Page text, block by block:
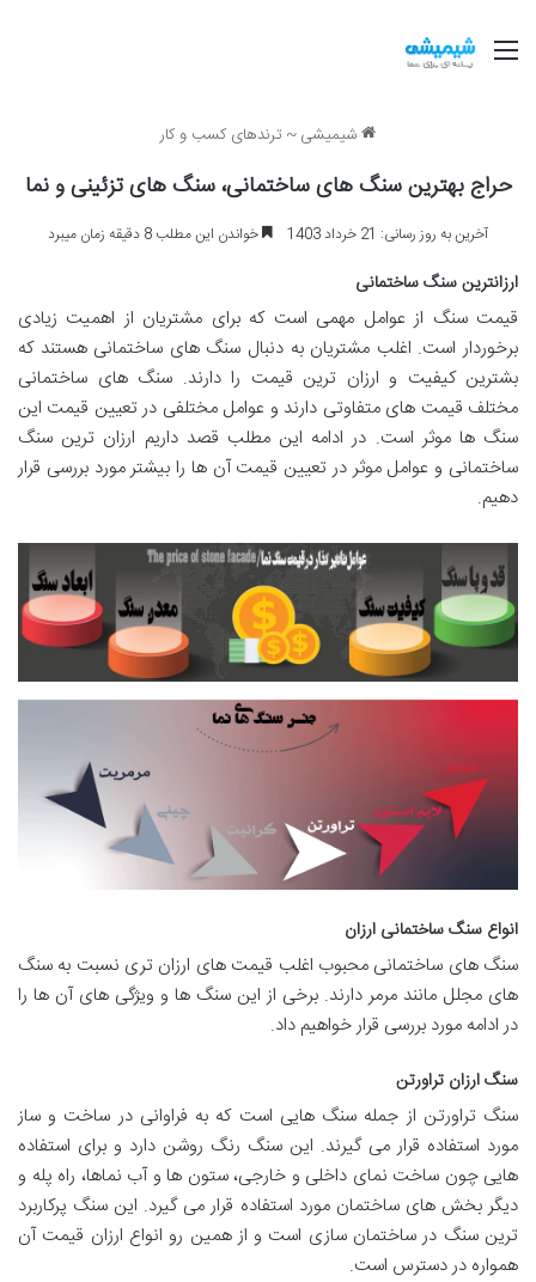
منو
شیمیشی~ ترندهای کسب و کار
حراج بهترین سنگ های ساختمانی، سنگ های تزئینی و نما
آخرین به روز رسانی: 21 خرداد 1403 خواندن این مطلب 8 دقیقه زمان میبرد
ارزانترین سنگ ساختمانی
قیمت سنگ از عوامل مهمی است که برای مشتریان از اهمیت زیادی
برخوردار است. اغلب مشتریان به دنبال سنگ های ساختمانی هستند که
بشترین کیفیت و ارزان ترین قیمت را دارند. سنگ های ساختمانی
مختلف قیمت های متفاوتی دارند و عوامل مختلفی در تعیین قیمت این
سنگ ها موثر است. در ادامه این مطلب قصد داریم ارزان ترین سنگ
ساختمانی و عوامل موثر در تعیین قیمت آن ها را بیشتر مورد بررسی قرار
دهیم.
انواع سنگ ساختمانی ارزان
سنگ های ساختمانی محبوب اغلب قیمت های ارزان تری نسبت به سنگ
های مجلل مانند مرمر دارند. برخی از این سنگ ها و ویژگی های آن ها را
در ادامه مورد بررسی قرار خواهیم داد.
سنگ ارزان تراورتن
سنگ تراورتن از جمله سنگ هایی است که به فراوانی در ساخت و ساز
مورد استفاده قرار می گیرند. این سنگ رنگ روشن دارد و برای استفاده
هایی چون ساخت نمای داخلی و خارجی، ستون ها و آب نماها، راه پله و
دیگر بخش های ساختمان مورد استفاده قرار می گیرد. این سنگ پرکاربرد
ترین سنگ در ساختمان سازی است و از همین رو انواع ارزان قیمت آن
همواره در دسترس است.